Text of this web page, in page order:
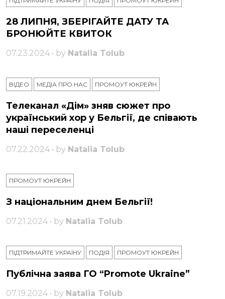
28 ЛИПНЯ, ЗБЕРІГАЙТЕ ДАТУ ТА
БРОНЮЙТЕ КВИТОК
07.23.2024 • by Natalia Tolub
ВІДЕО МЕДІА ПРО НАС ПРОМОУТ ЮКРЕЙН
Телеканал «Дім» зняв сюжет про
український хор у Бельгії, де співають
наші переселенці
07.22.2024 • by Natalia Tolub
ПРОМОУТ ЮКРЕЙН
З національним днем ​​Бельгії!
07.21.2024 • by Natalia Tolub
ПІДТРИМАЙТЕ УКРАЇНУ ПОДІЯ ПРОМОУТ ЮКРЕЙН
Публічна заява ГО “Promote Ukraine”
07.19.2024 • by Natalia Tolub